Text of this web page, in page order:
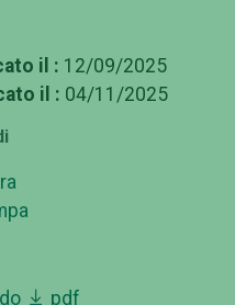
il : 12/09/2025
il : 04/11/2025
pdf